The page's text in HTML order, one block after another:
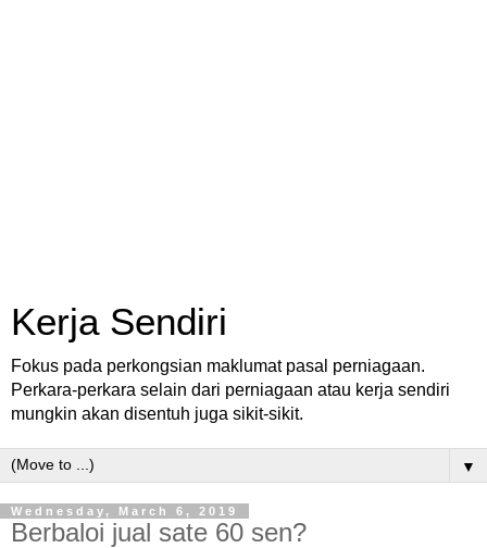
Kerja Sendiri
Fokus pada perkongsian maklumat pasal perniagaan.
Perkara-perkara selain dari perniagaan atau kerja sendiri
mungkin akan disentuh juga sikit-sikit.
▼
Wednesday, March 6, 2019
Berbaloi jual sate 60 sen?